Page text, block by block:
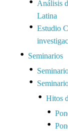
Análisis
Latina
Estudio
Seminarios
Hitos